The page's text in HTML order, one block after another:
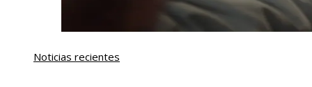
Noticias recientes